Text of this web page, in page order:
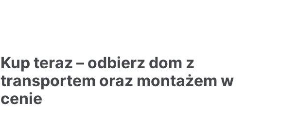
Kup teraz – odbierz dom z
transportem oraz montażem w
cenie